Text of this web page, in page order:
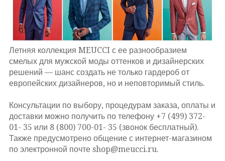
Летняя коллекция MEUCCI с ее разнообразием
смелых для мужской моды оттенков и дизайнерских
решений — шанс создать не только гардероб от
европейских дизайнеров, но и неповторимый стиль.
Консультации по выбору, процедурам заказа, оплаты и
доставки можно получить по телефону +7 (499) 372-
01- 35 или 8 (800) 700-01- 35 (звонок бесплатный).
Также предусмотрено общение с интернет-магазином
по электронной почте shop@meucci.ru.